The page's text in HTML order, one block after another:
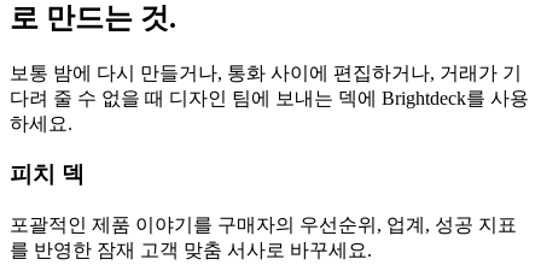
로 만드는 것.
보통 밤에 다시 만들거나, 통화 사이에 편집하거나, 거래가 기
다려 줄 수 없을 때 디자인 팀에 보내는 덱에 Brightdeck를 사용
하세요.
피치 덱
포괄적인 제품 이야기를 구매자의 우선순위, 업계, 성공 지표
를 반영한 잠재 고객 맞춤 서사로 바꾸세요.